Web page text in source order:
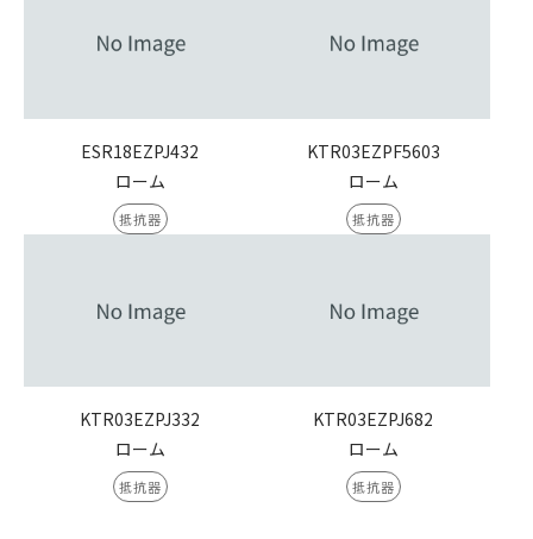
ESR18EZPJ432
ローム
抵抗器
KTR03EZPF5603
ローム
抵抗器
KTR03EZPJ332
ローム
抵抗器
KTR03EZPJ682
ローム
抵抗器